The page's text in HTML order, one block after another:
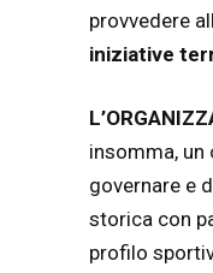
provvedere
iniziative
insomma,
governare e
storica con
profilo